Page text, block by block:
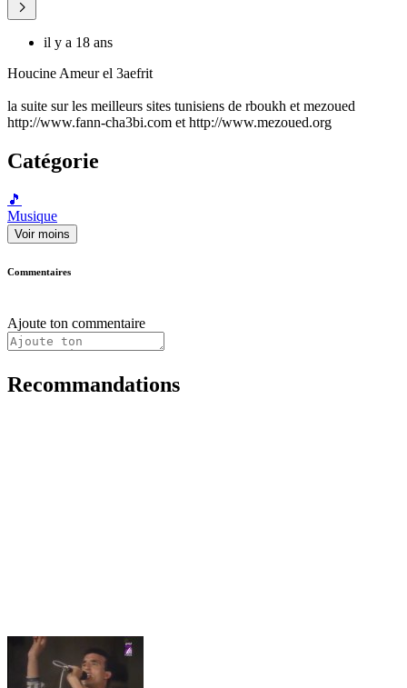
il y a 18 ans
Houcine Ameur el 3aefrit
la suite sur les meilleurs sites tunisiens de rboukh et mezoued
http://www.fann-cha3bi.com et http://www.mezoued.org
Catégorie
🎵
Musique
Voir moins
Commentaires
Ajoute ton commentaire
Recommandations